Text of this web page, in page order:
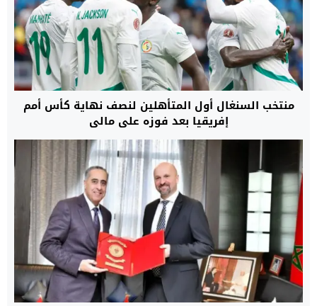
منتخب السنغال أول المتأهلين لنصف نهاية كأس أمم
إفريقيا بعد فوزه على مالي